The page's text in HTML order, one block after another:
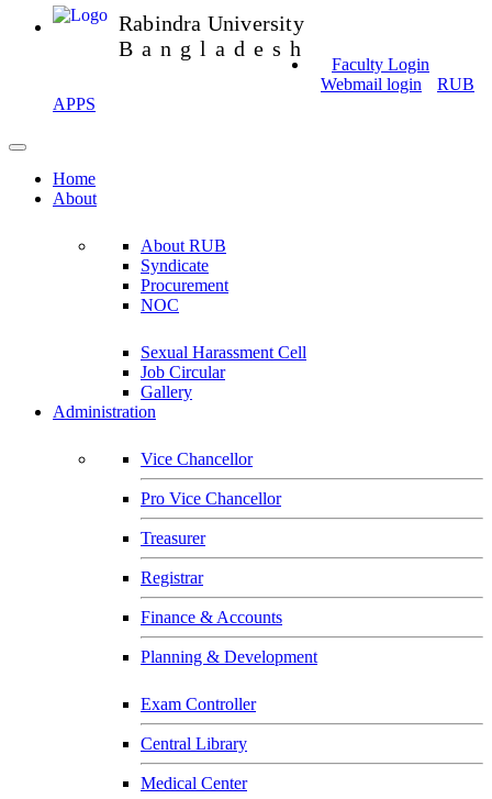
Rabindra University
Bangladesh
Faculty Login
Webmail login
RUB
APPS
Home
About
About RUB
Syndicate
Procurement
NOC
Sexual Harassment Cell
Job Circular
Gallery
Administration
Vice Chancellor
Pro Vice Chancellor
Treasurer
Registrar
Finance & Accounts
Planning & Development
Exam Controller
Central Library
Medical Center